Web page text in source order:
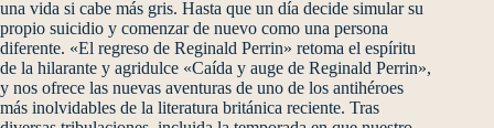
una vida si cabe más gris. Hasta que un día decide simular su
propio suicidio y comenzar de nuevo como una persona
diferente. «El regreso de Reginald Perrin» retoma el espíritu
de la hilarante y agridulce «Caída y auge de Reginald Perrin»,
y nos ofrece las nuevas aventuras de uno de los antihéroes
más inolvidables de la literatura británica reciente. Tras